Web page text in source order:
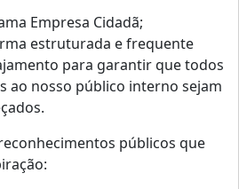
Empresa Cidadã;
estruturada e frequente
para garantir que todos
ao nosso público interno sejam
públicos que